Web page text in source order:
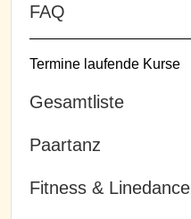
FAQ
Termine laufende Kurse
Gesamtliste
Paartanz
Fitness & Linedance